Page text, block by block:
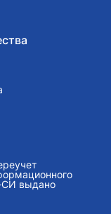
СИ выдано